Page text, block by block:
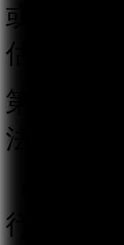
或者省、
估。
第五条
法履行以
行真实身